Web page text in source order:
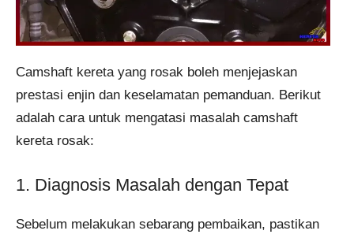
Camshaft kereta yang rosak boleh menjejaskan
prestasi enjin dan keselamatan pemanduan. Berikut
adalah cara untuk mengatasi masalah camshaft
kereta rosak:
1. Diagnosis Masalah dengan Tepat
Sebelum melakukan sebarang pembaikan, pastikan